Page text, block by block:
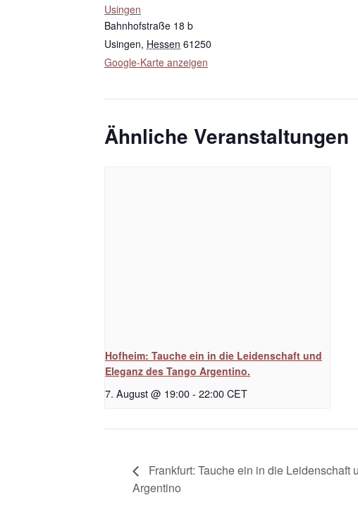
Usingen
Bahnhofstraße 18 b
Usingen, Hessen 61250
Google-Karte anzeigen
Ähnliche Veranstaltungen
Hofheim: Tauche ein in die Leidenschaft und
Eleganz des Tango Argentino.
7. August @ 19:00- 22:00CET
Frankfurt: Tauche ein in die Leidenschaft
Argentino